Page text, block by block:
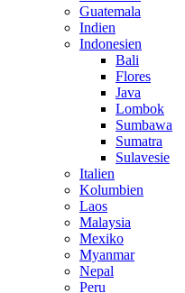
Guatemala
Indien
Indonesien
Bali
Flores
Java
Lombok
Sumbawa
Sumatra
Sulavesie
Italien
Kolumbien
Laos
Malaysia
Mexiko
Myanmar
Nepal
Peru